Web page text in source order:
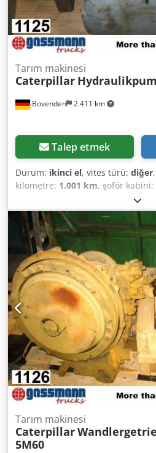
Bovenden 2.411 km
Tarım makinesi
Caterpillar
Talep etmek
Durum: ikinci el, vites türü: diğer
kilometre: 1.001 km, şoför kabini:
Bovenden, Dsdpfx Ahji
pompa KULLANILMIŞ Model: CL
AKSESUAR BİLGİLERİ
hatalar saklıdır! - .
Tarım makinesi
Caterpillar
5M60